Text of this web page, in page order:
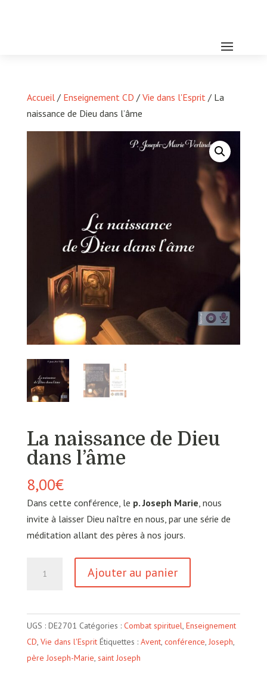
Accueil/ Enseignement CD / Vie dans l'Esprit/ La
naissance de Dieu dans l’âme
La naissance de Dieu
dans l’âme
8,00€
Dans cette conférence, le p. Joseph Marie , nous
invite à laisser Dieu naître en nous, par une série de
méditation allant des pères à nos jours.
naissance
de
Dieu
dans
Ajouter au panier
UGS : DE2701 Catégories : Combat spirituel, Enseignement
CD, Vie dans l'Esprit Étiquettes : Avent, conférence, Joseph,
père Joseph-Marie, saint Joseph